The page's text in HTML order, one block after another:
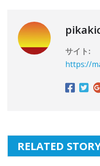
サイト:
https://
RELATED